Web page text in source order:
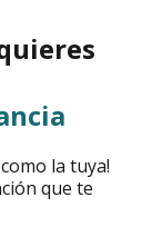
la tuya!
que te